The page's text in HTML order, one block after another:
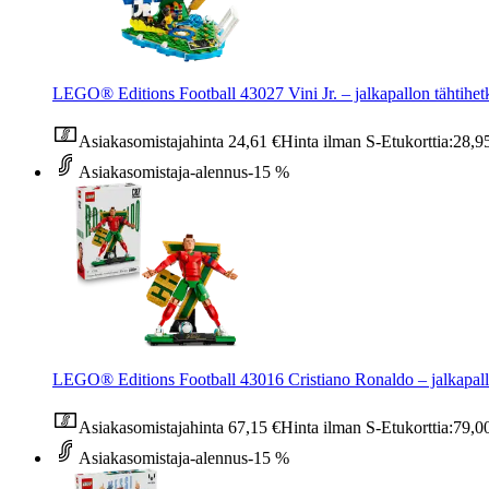
LEGO® Editions Football 43027 Vini Jr. – jalkapallon
Asiakasomistajahinta 24,61 €Hinta ilman S-Etukorttia:
Asiakasomistaja-alennus-15 %
LEGO® Editions Football 43016 Cristiano Ronaldo –
Asiakasomistajahinta 67,15 €Hinta ilman S-Etukorttia:
Asiakasomistaja-alennus-15 %